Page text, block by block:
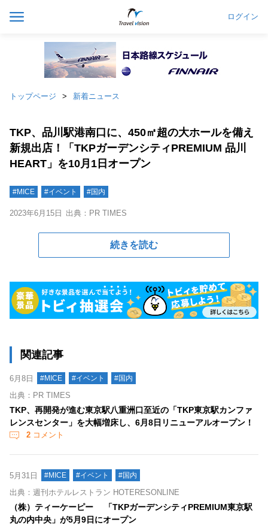
ログイン
トップページ 新着ニュース
TKP、品川駅港南口に、450㎡超の大ホールを備え
新規出店！「TKPガーデンシティPREMIUM 品川
HEART」を10月1日オープン
#MICE #イベント #国内
2023年6月15日 出典：PR TIMES
続きを読む
関連記事
6月8日 #MICE #イベント #国内
出典：PR TIMES
TKP、再開発が進む東京駅八重洲口至近の「TKP東京駅カンファ
レンスセンター」を大幅増床し、6月8日リニューアルオープン！
2 コメント
5月31日 #MICE #イベント #国内
出典：週刊ホテルレストラン HOTERESONLINE
（株）ティーケーピー 「TKPガーデンシティPREMIUM東京駅
丸の内中央」が5月9日にオープン